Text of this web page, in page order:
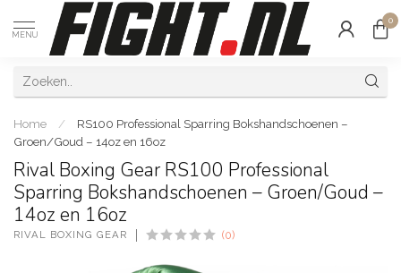
MENU
0
Home /
RS100 Professional Sparring Bokshandschoenen –
Groen/Goud – 14oz en 16oz
Rival Boxing Gear RS100 Professional
Sparring Bokshandschoenen – Groen/Goud –
14oz en 16oz
RIVAL BOXING GEAR (0)